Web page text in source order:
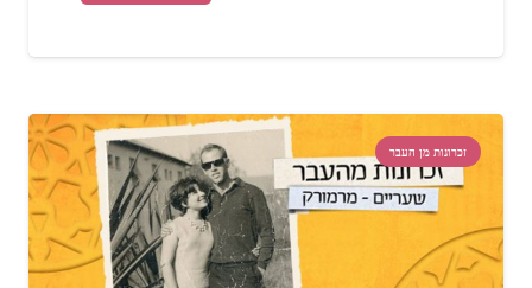
זכרונות מן העבר